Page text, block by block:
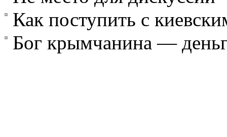
Как поступить с
Бог крымчанина —